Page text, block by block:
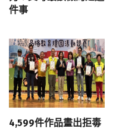
件事
4,599件作品畫出拒毒